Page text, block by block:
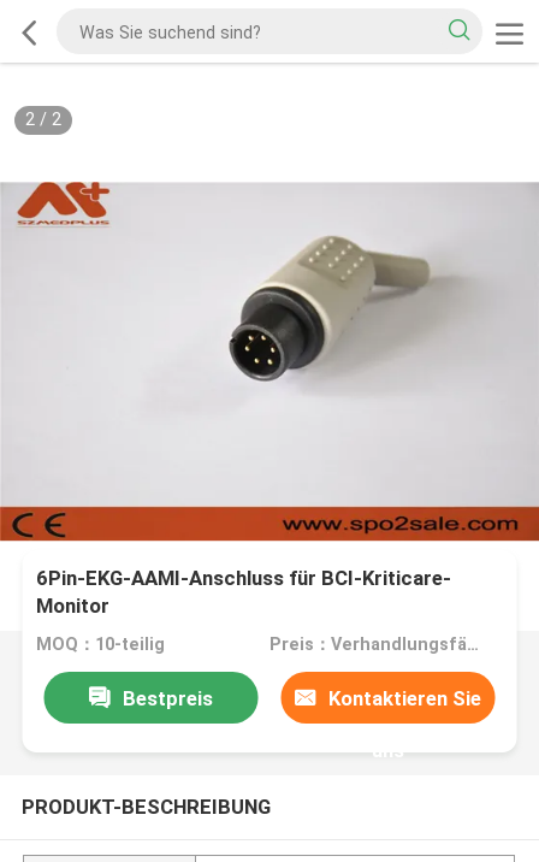
2/ 2
6Pin-EKG-AAMI-Anschluss für BCI-Kriticare-
Monitor
MOQ：10-teilig Preis：Verhandlungsfähig
Bestpreis Kontaktieren Sie
uns
PRODUKT-BESCHREIBUNG